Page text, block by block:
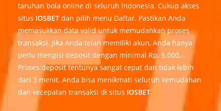
taruhan bola online di seluruh Indonesia. Cukup akses
situs IOSBET dan pilih menu Daftar. Pastikan Anda
memasukkan data valid untuk memudahkan proses
transaksi. Jika Anda telah memiliki akun, Anda hanya
perlu mengisi deposit dengan minimal Rp. 5.000,-.
Proses deposit tentunya sangat cepat dan tidak lebih
dari 3 menit. Anda bisa menikmati seluruh kemudahan
dan kecepatan transaksi di situs IOSBET.